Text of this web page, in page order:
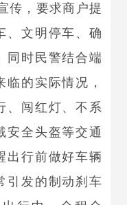
传，要求商户提
、文明停车、确
同时民警结合端
的实际情况，
、闯红灯、不系
安全头盔等交通
出行前做好车辆
引发的制动刹车